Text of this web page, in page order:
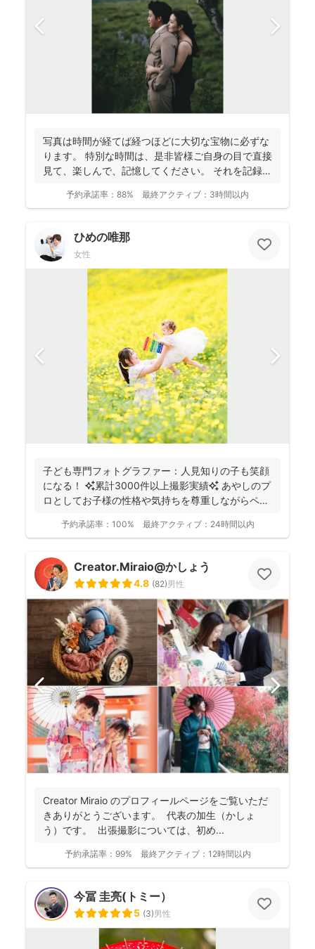
写真は時間が経てば経つほどに大切な宝物に必ずな
ります。 特別な時間は、是非皆様ご自身の目で直接
見て、楽しんで、記憶してください。 それを記録す
予約承諾率： 88% 最終アクティブ： 3時間以内
ひめの唯那
女性
子ども専門フォトグラファー：人見知りの子も笑顔
になる！ ✨累計3000件以上撮影実績✨ あやしのプ
ロとしてお子様の性格や気持ちを尊重しながらペー
予約承諾率： 100% 最終アクティブ： 24時間以内
Creator.Miraio@かしょう
4.8 (82)男性
Creator Miraio のプロフィールページをご覧いただ
きありがとうございます。 代表の加生（かしょ
う）です。 出張撮影については、初め...
予約承諾率： 99% 最終アクティブ： 12時間以内
今冨 圭亮(トミー）
5 (3)男性